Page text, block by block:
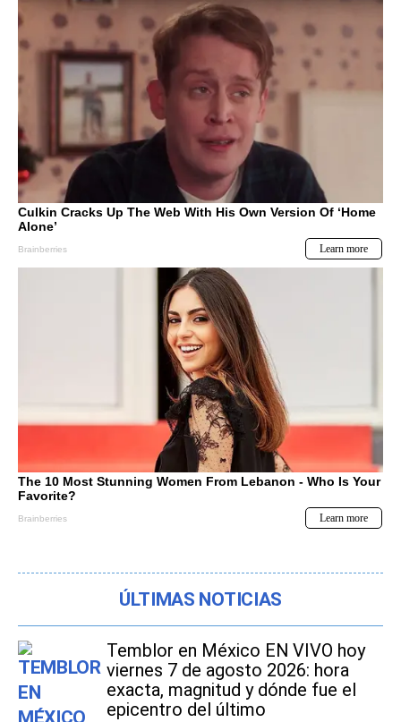
ÚLTIMAS NOTICIAS
Temblor en México EN VIVO hoy
viernes 7 de agosto 2026: hora
exacta, magnitud y dónde fue el
epicentro del último